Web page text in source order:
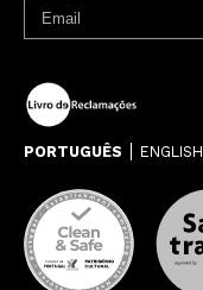
PORTUGUÊS ENGLISH